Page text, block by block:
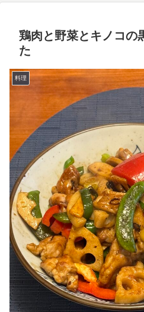
鶏肉と野菜とキノコの
た
料理